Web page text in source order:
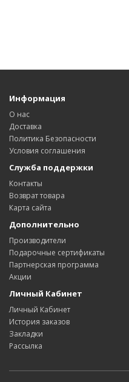
Информация
О нас
Доставка
Политика Безопасности
Условия соглашения
Служба поддержки
Контакты
Возврат товара
Карта сайта
Дополнительно
Производители
Подарочные сертификаты
Партнерская программа
Акции
Личный Кабинет
Личный Кабинет
История заказов
Закладки
Рассылка